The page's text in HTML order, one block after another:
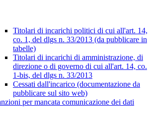
Titolari di incarichi politici di cui all'art. 14,
co. 1, del dlgs n. 33/2013 (da pubblicare in
tabelle)
Titolari di incarichi di amministrazione, di
direzione o di governo di cui all'art. 14, co.
1-bis, del dlgs n. 33/2013
Cessati dall'incarico (documentazione da
pubblicare sul sito web)
per mancata comunicazione dei dati